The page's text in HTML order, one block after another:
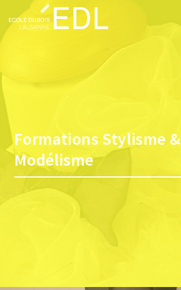
Formations Stylisme &
Modélisme